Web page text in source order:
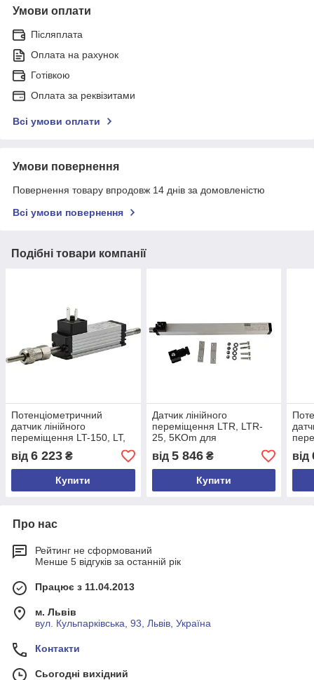
Умови оплати
Післяплата
Оплата на рахунок
Готівкою
Оплата за реквізитами
Всі умови оплати
Умови повернення
Повернення товару впродовж 14 днів за домовленістю
Всі умови повернення
Подібні товари компанії
Потенціометричний
датчик лінійного
переміщення LT-150, LT,
від 6 223 ₴
Купити
Датчик лінійного
переміщення LTR, LTR-
25, 5KOm для
переміщень із
поворотною пружиною
від 5 846₴
Купити
від
Про нас
Рейтинг не сформований
Менше 5 відгуків за останній рік
Працює з 11.04.2013
м. Львів
вул. Кульпарківська, 93, Львів, Україна
Контакти
Сьогодні вихідний